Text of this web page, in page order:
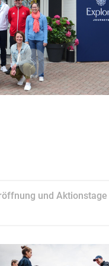
Next
und Aktionstage